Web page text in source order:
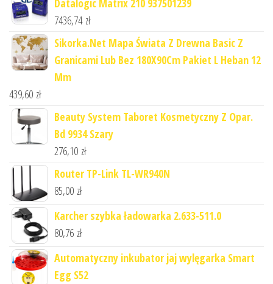
Datalogic Matrix 210 937501239
7436,74 zł
Sikorka.Net Mapa Świata Z Drewna Basic Z
Granicami Lub Bez 180X90Cm Pakiet L Heban 12
Mm
439,60 zł
Beauty System Taboret Kosmetyczny Z Opar.
Bd 9934 Szary
276,10 zł
Router TP-Link TL-WR940N
85,00 zł
Karcher szybka ładowarka 2.633-511.0
80,76 zł
Automatyczny inkubator jaj wylęgarka Smart
Egg S52